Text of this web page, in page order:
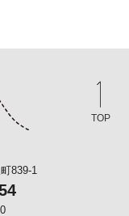
TOP
839-1